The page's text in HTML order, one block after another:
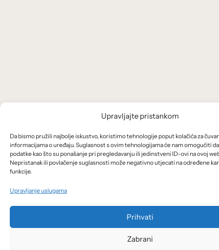
Upravljajte pristankom
Da bismo pružili najbolje iskustvo, koristimo tehnologije poput kolačića za
informacijama o uređaju. Suglasnost s ovim tehnologijama će nam omogućiti
podatke kao što su ponašanje pri pregledavanju ili jedinstveni ID-ovi na ovoj
Nepristanak ili povlačenje suglasnosti može negativno utjecati na određene
funkcije.
Upravljanje uslugama
Prihvati
Zabrani